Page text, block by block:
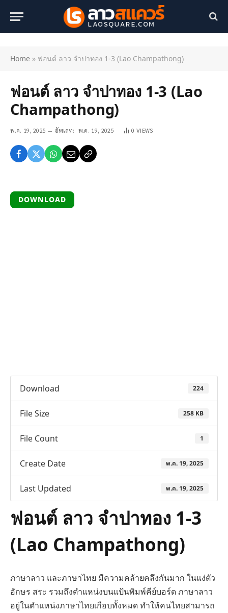
Home » ฟอนต์ ลาว จำปาทอง 1-3 (Lao Champathong)
ฟอนต์ ลาว จำปาทอง 1-3 (Lao
Champathong)
พ.ค. 19, 2025 อัพเดท: พ.ค. 19, 2025 0 VIEWS
DOWNLOAD
Download 224
File Size 258 KB
File Count 1
Create Date พ.ค. 19, 2025
Last Updated พ.ค. 19, 2025
ฟอนต์ ลาว จำปาทอง 1-3
(Lao Champathong)
ภาษาลาว และภาษาไทย มีความคล้ายคลึงกันมาก ในแง่ตัว
อักษร สระ รวมถึงตำแหน่งบนแป้นพิมพ์คีย์บอร์ด ภาษาลาว
อยู่ในตำแหน่งภาษาไทยเกือบทั้งหมด ทำให้คนไทยสามารถ